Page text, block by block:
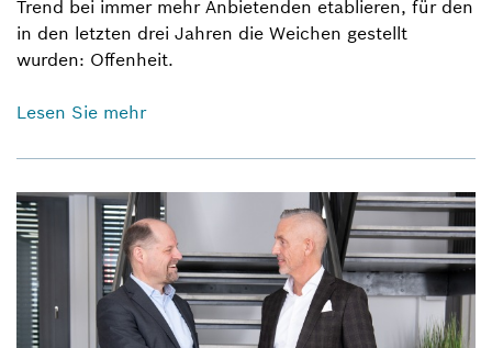
Trend bei immer mehr Anbietenden etablieren, für den
in den letzten drei Jahren die Weichen gestellt
wurden: Offenheit.
Lesen Sie mehr